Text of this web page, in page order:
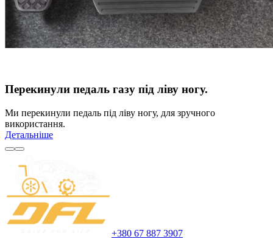
Перекинули педаль газу під ліву ногу.
Ми перекинули педаль під ліву ногу, для зручного
використання.
Детальніше
+380 67 887 3907